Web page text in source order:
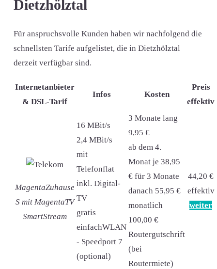
Dietzhölztal
Für anspruchsvolle Kunden haben wir nachfolgend die
schnellsten Tarife aufgelistet, die in Dietzhölztal
derzeit verfügbar sind.
Internetanbieter
& DSL-Tarif
Infos Kosten
Preis
effektiv
MagentaZuhause
S mit MagentaTV
SmartStream
16 MBit/s
2,4 MBit/s
mit
Telefonflat
inkl. Digital-
TV
gratis
einfachWLAN
- Speedport 7
(optional)
3 Monate lang
9,95 €
ab dem 4.
Monat je 38,95
€ für 3 Monate
danach 55,95 €
monatlich
100,00 €
Routergutschrift
(bei
Routermiete)
44,20 €
effektiv
weiter